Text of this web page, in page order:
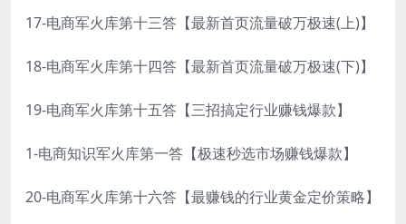
17-电商军火库第十三答【最新首页流量破万极速(上)】
18-电商军火库第十四答【最新首页流量破万极速(下)】
19-电商军火库第十五答【三招搞定行业赚钱爆款】
1-电商知识军火库第一答【极速秒选市场赚钱爆款】
20-电商军火库第十六答【最赚钱的行业黄金定价策略】